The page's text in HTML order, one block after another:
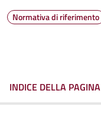
Normativa di riferimento
INDICE DELLA PAGINA